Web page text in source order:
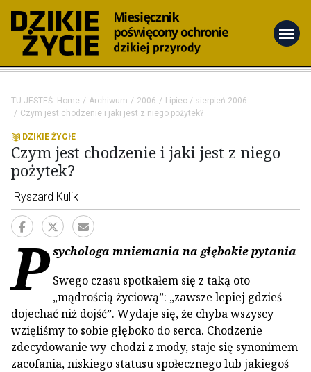
menu
TU JESTEŚ: Home Archiwum 2006
Lipiec / sierpień 2006
Czym jest chodzenie i jaki jest z niego pożytek?
DZIKIE ŻYCIE
Czym jest chodzenie i jaki jest z niego
pożytek?
Ryszard Kulik
Psychologa mniemania na głębokie pytania
Swego czasu spotkałem się z taką oto
„mądrością życiową”: „zawsze lepiej gdzieś
dojechać niż dojść”. Wydaje się, że chyba wszyscy
wzięliśmy to sobie głęboko do serca. Chodzenie
zdecydowanie wy-chodzi z mody, staje się synonimem
zacofania, niskiego statusu społecznego lub jakiegoś